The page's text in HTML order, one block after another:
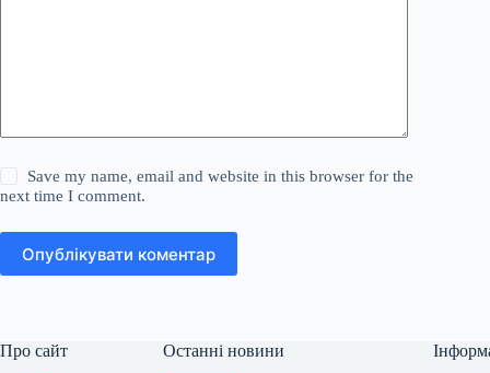
Save my name, email and website in this browser for the
next time I comment.
Опублікувати коментар
Про сайт Останні новини